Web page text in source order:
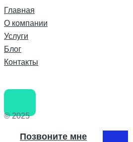
Главная
О компании
Услуги
Блог
Контакты
© 2025
Позвоните мне